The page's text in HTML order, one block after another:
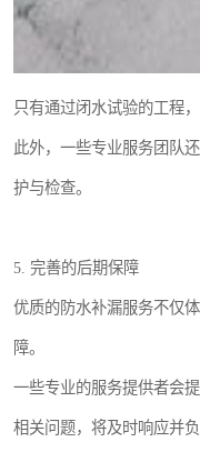
只有通过闭水试验的工程
此外，一些专业服务团队
护与检查。
5. 完善的后期保障
优质的防水补漏服务不仅
障。
一些专业的服务提供者会
相关问题，将及时响应并